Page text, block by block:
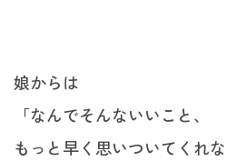
娘からは
「なんでそんないいこと、
もっと早く思いついてくれな